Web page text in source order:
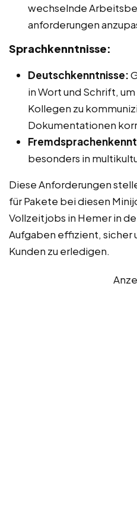
wechselnde
anforderungen
Sprachkenntnisse:
Deutschkenntnisse:
in Wort und Schrift,
Kollegen zu
Dokumentationen
besonders in
Diese Anforderungen
für Pakete bei diesen
Vollzeitjobs in Hemer in
Aufgaben effizient, sicher
Kunden zu erledigen.